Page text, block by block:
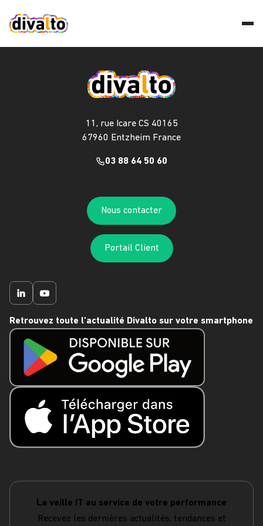
11, rue Icare CS 40165
67960 Entzheim France
03 88 64 50 60
Nous contacter
Portail Client
Retrouvez toute l'actualité Divalto sur votre smartphone
La veille IT au service de votre performance
Recevez les dernières actualités, tendances et